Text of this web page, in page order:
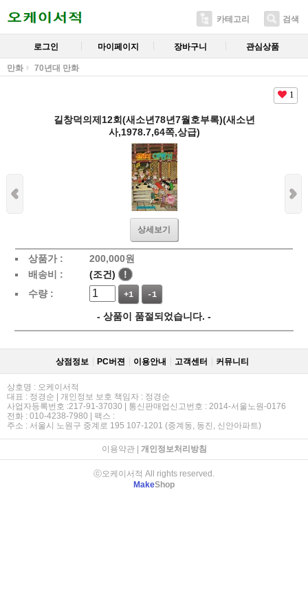
카테고리 검색
로그인 마이페이지 장바구니 관심상품
만화 70년대 만화
1
길창덕의제12회(새소년78년7월호부록)(새소년
사,1978.7,64쪽,상급)
상세보기
상품가 : 200,000원
배송비 :
(조건)
!
수량 :
+1 -1
- 상품이 품절되었습니다. -
상점정보 PC버젼 이용안내 고객센터 커뮤니티
상호명 : 오케이서적
대표 : 정경순 | 개인정보 보호 책임자 : 정경순
사업자등록번호 :217-91-37030 | 통신판매업신고번호 : 2014-서울노원-0176
전화 : 010-4238-7980 | 팩스 :
주소 : 서울시 노원구 중계로 195 107-1201 (중계동, 동진, 신안아파트)
이용약관| 개인정보처리방침
ⓒ오케이서적 All rights reserved.
MakeShop